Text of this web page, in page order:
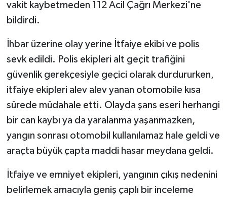
vakit kaybetmeden 112 Acil Çağrı Merkezi'ne
bildirdi.
İhbar üzerine olay yerine İtfaiye ekibi ve polis
sevk edildi. Polis ekipleri alt geçit trafiğini
güvenlik gerekçesiyle geçici olarak durdururken,
itfaiye ekipleri alev alev yanan otomobile kısa
sürede müdahale etti. Olayda şans eseri herhangi
bir can kaybı ya da yaralanma yaşanmazken,
yangın sonrası otomobil kullanılamaz hale geldi ve
araçta büyük çapta maddi hasar meydana geldi.
İtfaiye ve emniyet ekipleri, yangının çıkış nedenini
belirlemek amacıyla geniş çaplı bir inceleme
Türkiye
İletişim
Künye